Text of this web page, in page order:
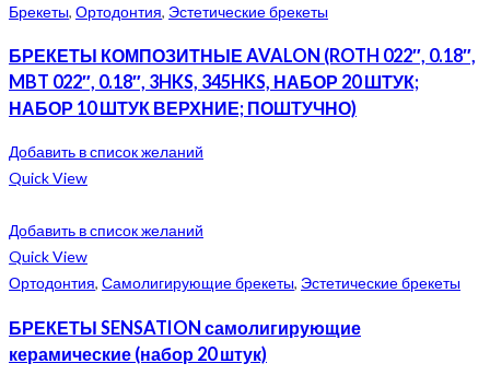
Брекеты, Ортодонтия, Эстетические брекеты
БРЕКЕТЫ КОМПОЗИТНЫЕ AVALON (ROTH 022″, 0.18″,
MBT 022″, 0.18″, 3HKS, 345HKS, НАБОР 20 ШТУК;
НАБОР 10 ШТУК ВЕРХНИЕ; ПОШТУЧНО)
Добавить в список желаний
Quick View
Добавить в список желаний
Quick View
Ортодонтия, Самолигирующие брекеты, Эстетические брекеты
БРЕКЕТЫ SENSATION самолигирующие
керамические (набор 20 штук)